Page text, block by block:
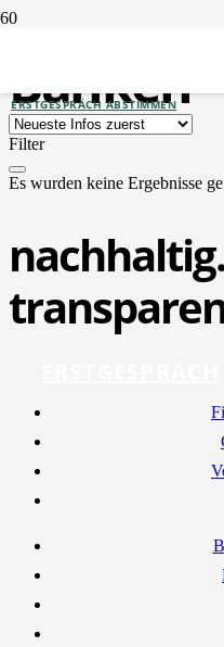
ERSTGESPRÄCH ABSTIMMEN
Banken
Filter
Es wurden keine Ergebnisse
nachhaltig.